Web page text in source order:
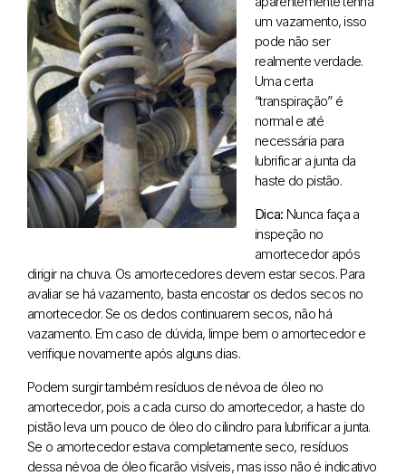
um vazamento, isso
pode não ser
realmente verdade.
Uma certa
“transpiração” é
normal e até
necessária para
lubrificar a junta da
haste do pistão.
Dica: Nunca faça a
inspeção no
amortecedor após
dirigir na chuva. Os amortecedores devem estar secos. Para
avaliar se há vazamento, basta encostar os dedos secos no
amortecedor. Se os dedos continuarem secos, não há
vazamento. Em caso de dúvida, limpe bem o amortecedor e
verifique novamente após alguns dias.
Podem surgir também resíduos de névoa de óleo no
amortecedor, pois a cada curso do amortecedor, a haste do
pistão leva um pouco de óleo do cilindro para lubrificar a junta.
Se o amortecedor estava completamente seco, resíduos
dessa névoa de óleo ficarão visíveis, mas isso não é indicativo